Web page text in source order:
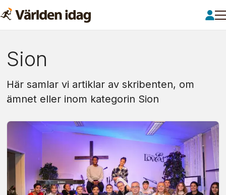
Om:
sion
Sion
Här samlar vi artiklar av skribenten, om
ämnet eller inom kategorin Sion